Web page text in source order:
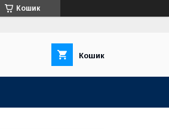
Кошик
Кошик